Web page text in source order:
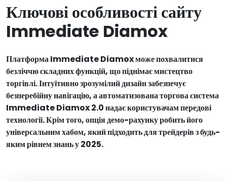
Ключові особливості сайту
Immediate Diamox
Платформа Immediate Diamox може похвалитися
безліччю складних функцій, що піднімає мистецтво
торгівлі. Інтуїтивно зрозумілий дизайн забезпечує
безперебійну навігацію, а автоматизована торгова система
Immediate Diamox 2.0 надає користувачам передові
технології. Крім того, опція демо-рахунку робить його
універсальним хабом, який підходить для трейдерів з будь-
яким рівнем знань у 2025.